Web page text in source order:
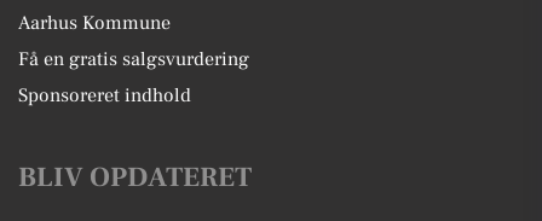
Aarhus Kommune
Få en gratis salgsvurdering
Sponsoreret indhold
BLIV OPDATERET